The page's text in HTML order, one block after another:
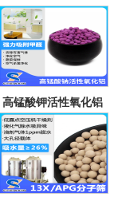
高锰酸钾活性氧化铝